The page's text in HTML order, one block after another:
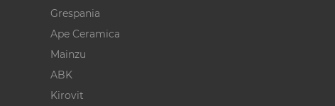
Grespania
Ape Ceramica
Mainzu
ABK
Kirovit